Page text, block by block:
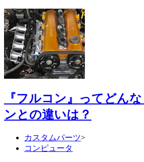
『フルコン』ってどん
ンとの違いは？
カスタムパーツ>
コンピュータ